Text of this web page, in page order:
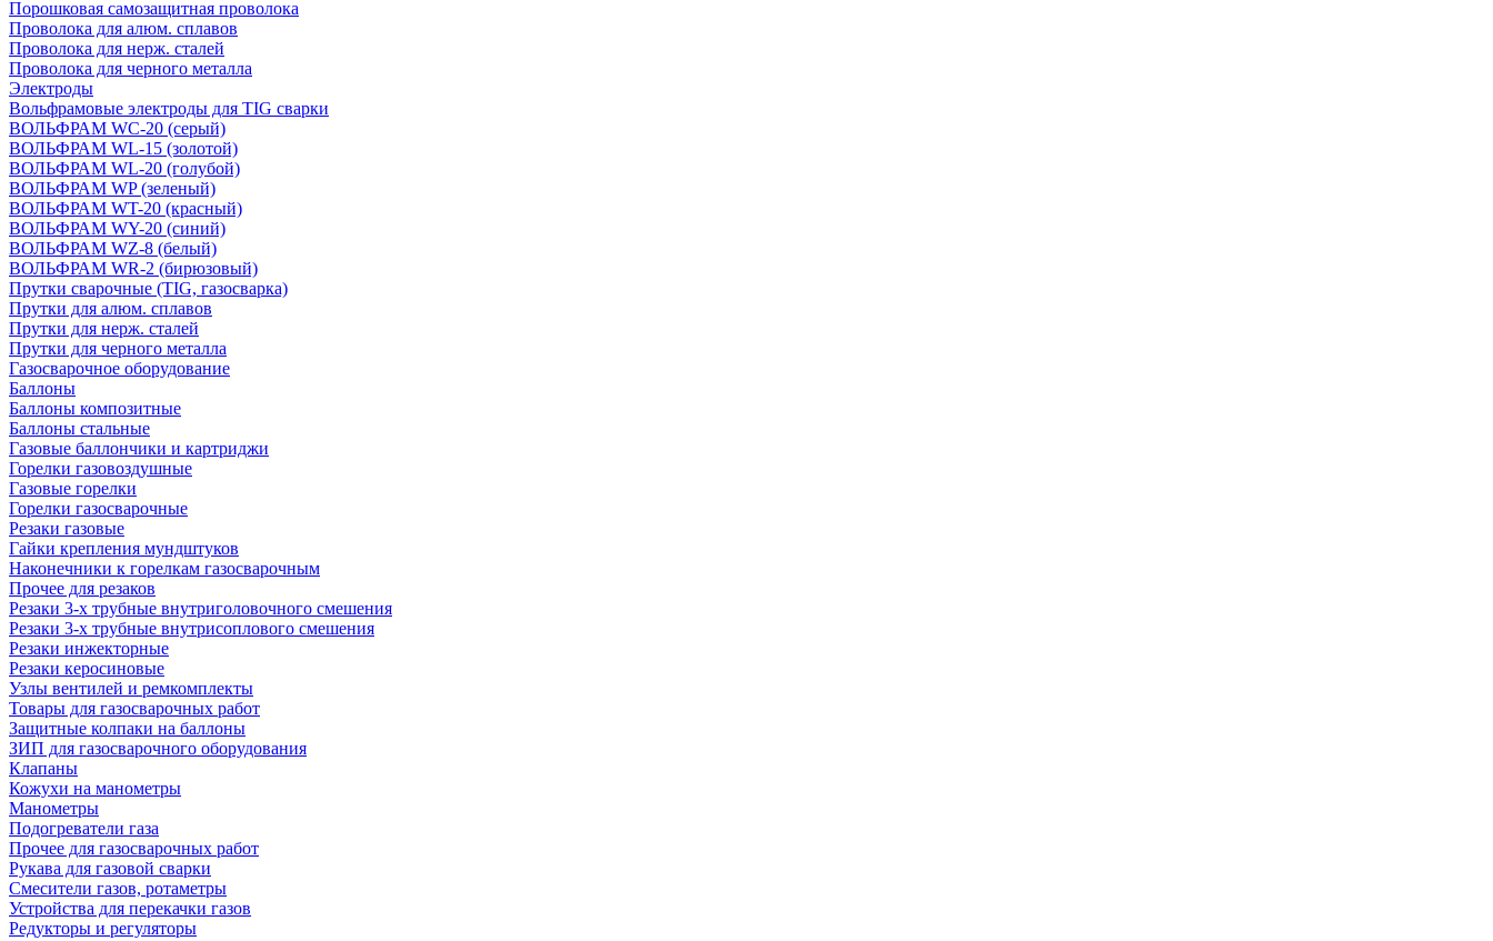
Порошковая самозащитная проволока
Проволока для алюм. сплавов
Проволока для нерж. сталей
Проволока для черного металла
Электроды
Вольфрамовые электроды для TIG сварки
ВОЛЬФРАМ WC-20 (серый)
ВОЛЬФРАМ WL-15 (золотой)
ВОЛЬФРАМ WL-20 (голубой)
ВОЛЬФРАМ WP (зеленый)
ВОЛЬФРАМ WT-20 (красный)
ВОЛЬФРАМ WY-20 (синий)
ВОЛЬФРАМ WZ-8 (белый)
ВОЛЬФРАМ WR-2 (бирюзовый)
Прутки сварочные (TIG, газосварка)
Прутки для алюм. сплавов
Прутки для нерж. сталей
Прутки для черного металла
Газосварочное оборудование
Баллоны
Баллоны композитные
Баллоны стальные
Газовые баллончики и картриджи
Горелки газовоздушные
Газовые горелки
Горелки газосварочные
Резаки газовые
Гайки крепления мундштуков
Наконечники к горелкам газосварочным
Прочее для резаков
Резаки 3-х трубные внутриголовочного смешения
Резаки 3-х трубные внутрисоплового смешения
Резаки инжекторные
Резаки керосиновые
Узлы вентилей и ремкомплекты
Товары для газосварочных работ
Защитные колпаки на баллоны
ЗИП для газосварочного оборудования
Клапаны
Кожухи на манометры
Манометры
Подогреватели газа
Прочее для газосварочных работ
Рукава для газовой сварки
Смесители газов, ротаметры
Устройства для перекачки газов
Редукторы и регуляторы